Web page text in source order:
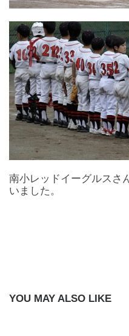
南小レッドイーグルスさ
いました。
YOU MAY ALSO LIKE